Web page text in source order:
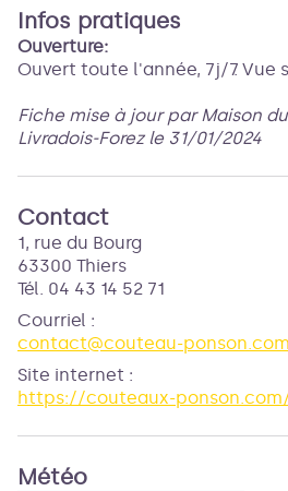
Infos pratiques
Ouverture:
Ouvert toute l'année, 7j/7. Vue
Fiche mise à jour par Maison
Livradois-Forez le 31/01/2024
Contact
1, rue du Bourg
63300 Thiers
Tél. 04 43 14 52 71
Courriel :
contact@couteau-ponson.com
Site internet :
https://couteaux-
Météo